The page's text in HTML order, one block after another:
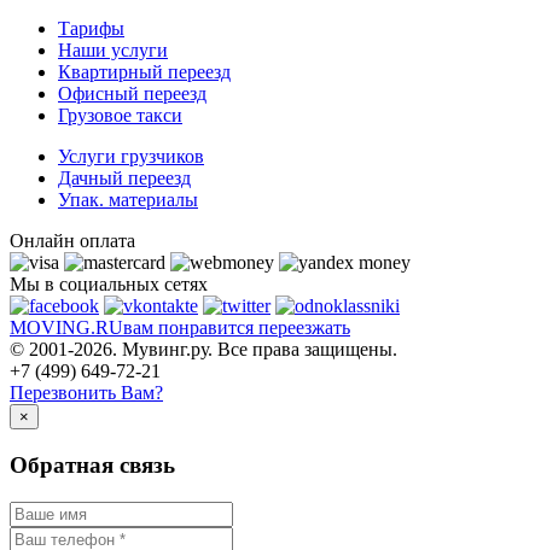
Тарифы
Наши услуги
Квартирный переезд
Офисный переезд
Грузовое такси
Услуги грузчиков
Дачный переезд
Упак. материалы
Онлайн оплата
Мы в социальных сетях
MOVING.RUвам понравится переезжать
© 2001-2026. Мувинг.ру. Все права защищены.
+7 (499) 649-72-21
Перезвонить Вам?
×
Обратная связь